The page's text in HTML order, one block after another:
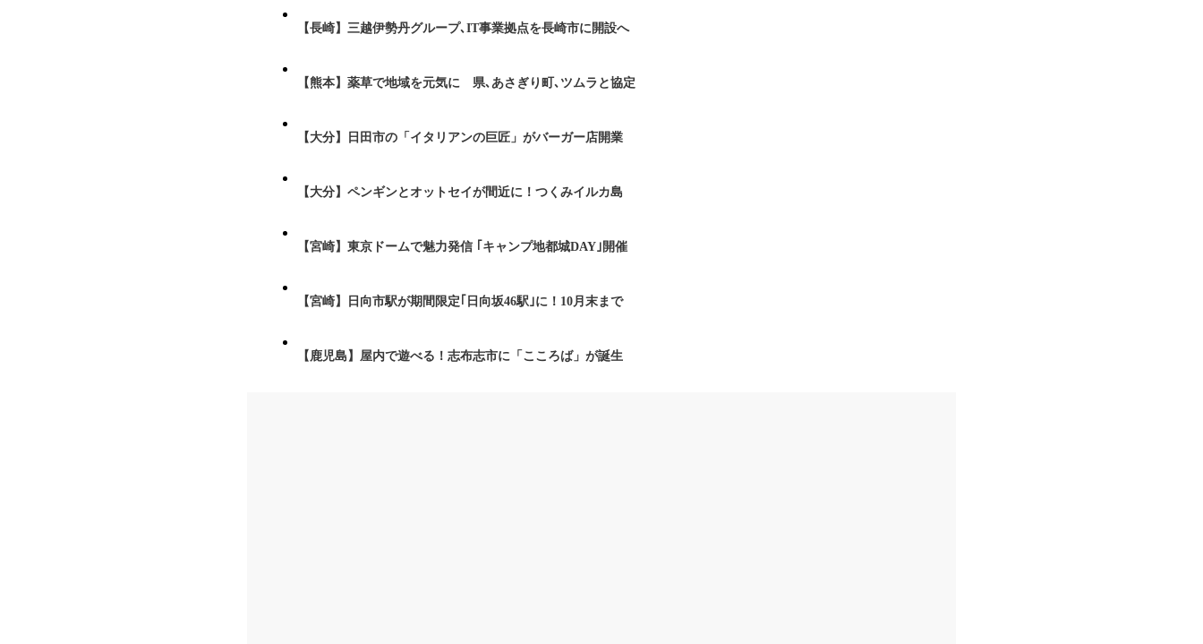
【長崎】三越伊勢丹グループ､IT事業拠点を長崎市に開設へ
【熊本】薬草で地域を元気に 県､あさぎり町､ツムラと協定
【大分】日田市の「イタリアンの巨匠」がバーガー店開業
【大分】ペンギンとオットセイが間近に！つくみイルカ島
【宮崎】東京ドームで魅力発信 ｢キャンプ地都城DAY｣開催
【宮崎】日向市駅が期間限定｢日向坂46駅｣に！10月末まで
【鹿児島】屋内で遊べる！志布志市に「こころば」が誕生